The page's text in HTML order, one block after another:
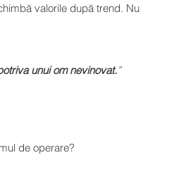
valorile după trend. Nu
unui om nevinovat.”
de operare?